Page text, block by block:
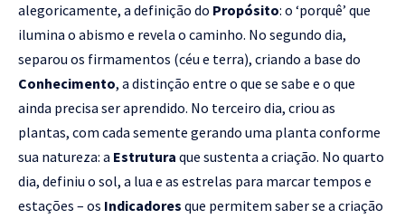
alegoricamente, a definição do Propósito: o ‘porquê’ que
ilumina o abismo e revela o caminho. No segundo dia,
separou os firmamentos (céu e terra), criando a base do
Conhecimento, a distinção entre o que se sabe e o que
ainda precisa ser aprendido. No terceiro dia, criou as
plantas, com cada semente gerando uma planta conforme
sua natureza: a Estrutura que sustenta a criação. No quarto
dia, definiu o sol, a lua e as estrelas para marcar tempos e
estações – os Indicadores que permitem saber se a criação